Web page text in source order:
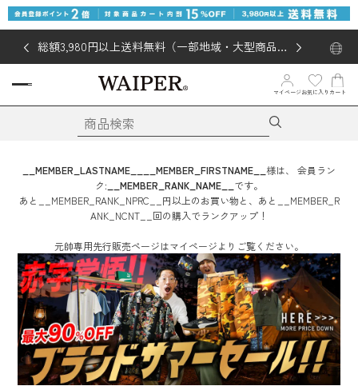
総額3,980円以上送料無料（一部地域・大型商品対
マイページ お気に入り カート
__MEMBER_LASTNAME__ __MEMBER_FIRSTNAME__ 様は、
会員ラン
ク: __MEMBER_RANK_NAME__ です。
あと
__MEMBER_RANK_NPRC__ 円以上のお買い物と、あと
__MEMBER_R
ANK_NCNT__ 回の購入でランクアップ！
元帥専用先行販売ページはマイページよりご覧ください。